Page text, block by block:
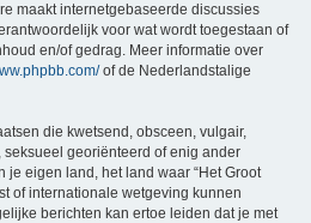
maakt internetgebaseerde discussies
voor wat wordt toegestaan of
en/of gedrag. Meer informatie over
of de Nederlandstalige
die kwetsend, obsceen, vulgair,
georiënteerd of enig ander
je eigen land, het land waar “Het Groot
of internationale wetgeving kunnen
berichten kan ertoe leiden dat je met